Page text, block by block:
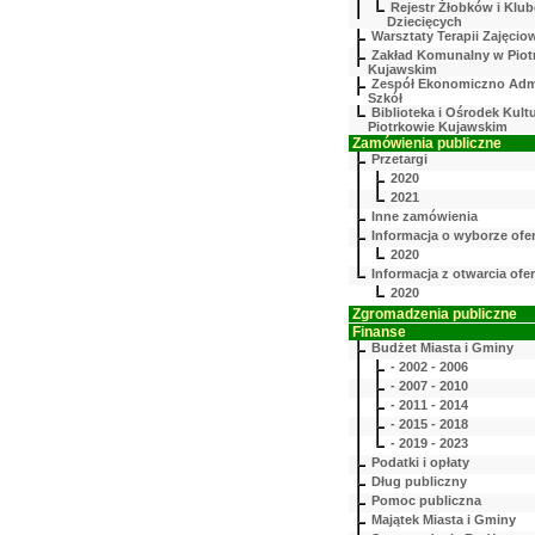
Rejestr Żłobków i
Dziecięcych
Warsztaty Terapii
Zakład Komunalny w
Kujawskim
Zespół Ekonomiczno
Szkół
Biblioteka i Ośrodek
Piotrkowie Kujawskim
Zamówienia publiczne
Przetargi
2020
2021
Inne zamówienia
Informacja o wyborze
2020
Informacja z otwarcia
2020
Zgromadzenia publiczne
Finanse
Budżet Miasta i Gminy
- 2002 - 2006
- 2007 - 2010
- 2011 - 2014
- 2015 - 2018
- 2019 - 2023
Podatki i opłaty
Dług publiczny
Pomoc publiczna
Majątek Miasta i Gminy